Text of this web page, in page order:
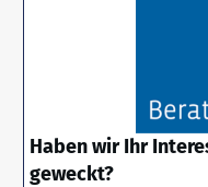
Haben wir Ihr
geweckt?